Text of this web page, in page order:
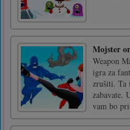
Mojster
Weapon
igra za
zrušiti. Ta
zabavate.
vam bo